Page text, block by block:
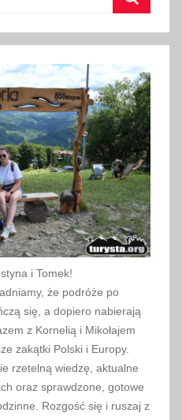
i Tomek!
że podróże po
się, a dopiero nabierają
z Kornelią i Mikołajem
zakątki Polski i Europy.
rzetelną wiedzę, aktualne
oraz sprawdzone, gotowe
Rozgość się i ruszaj z